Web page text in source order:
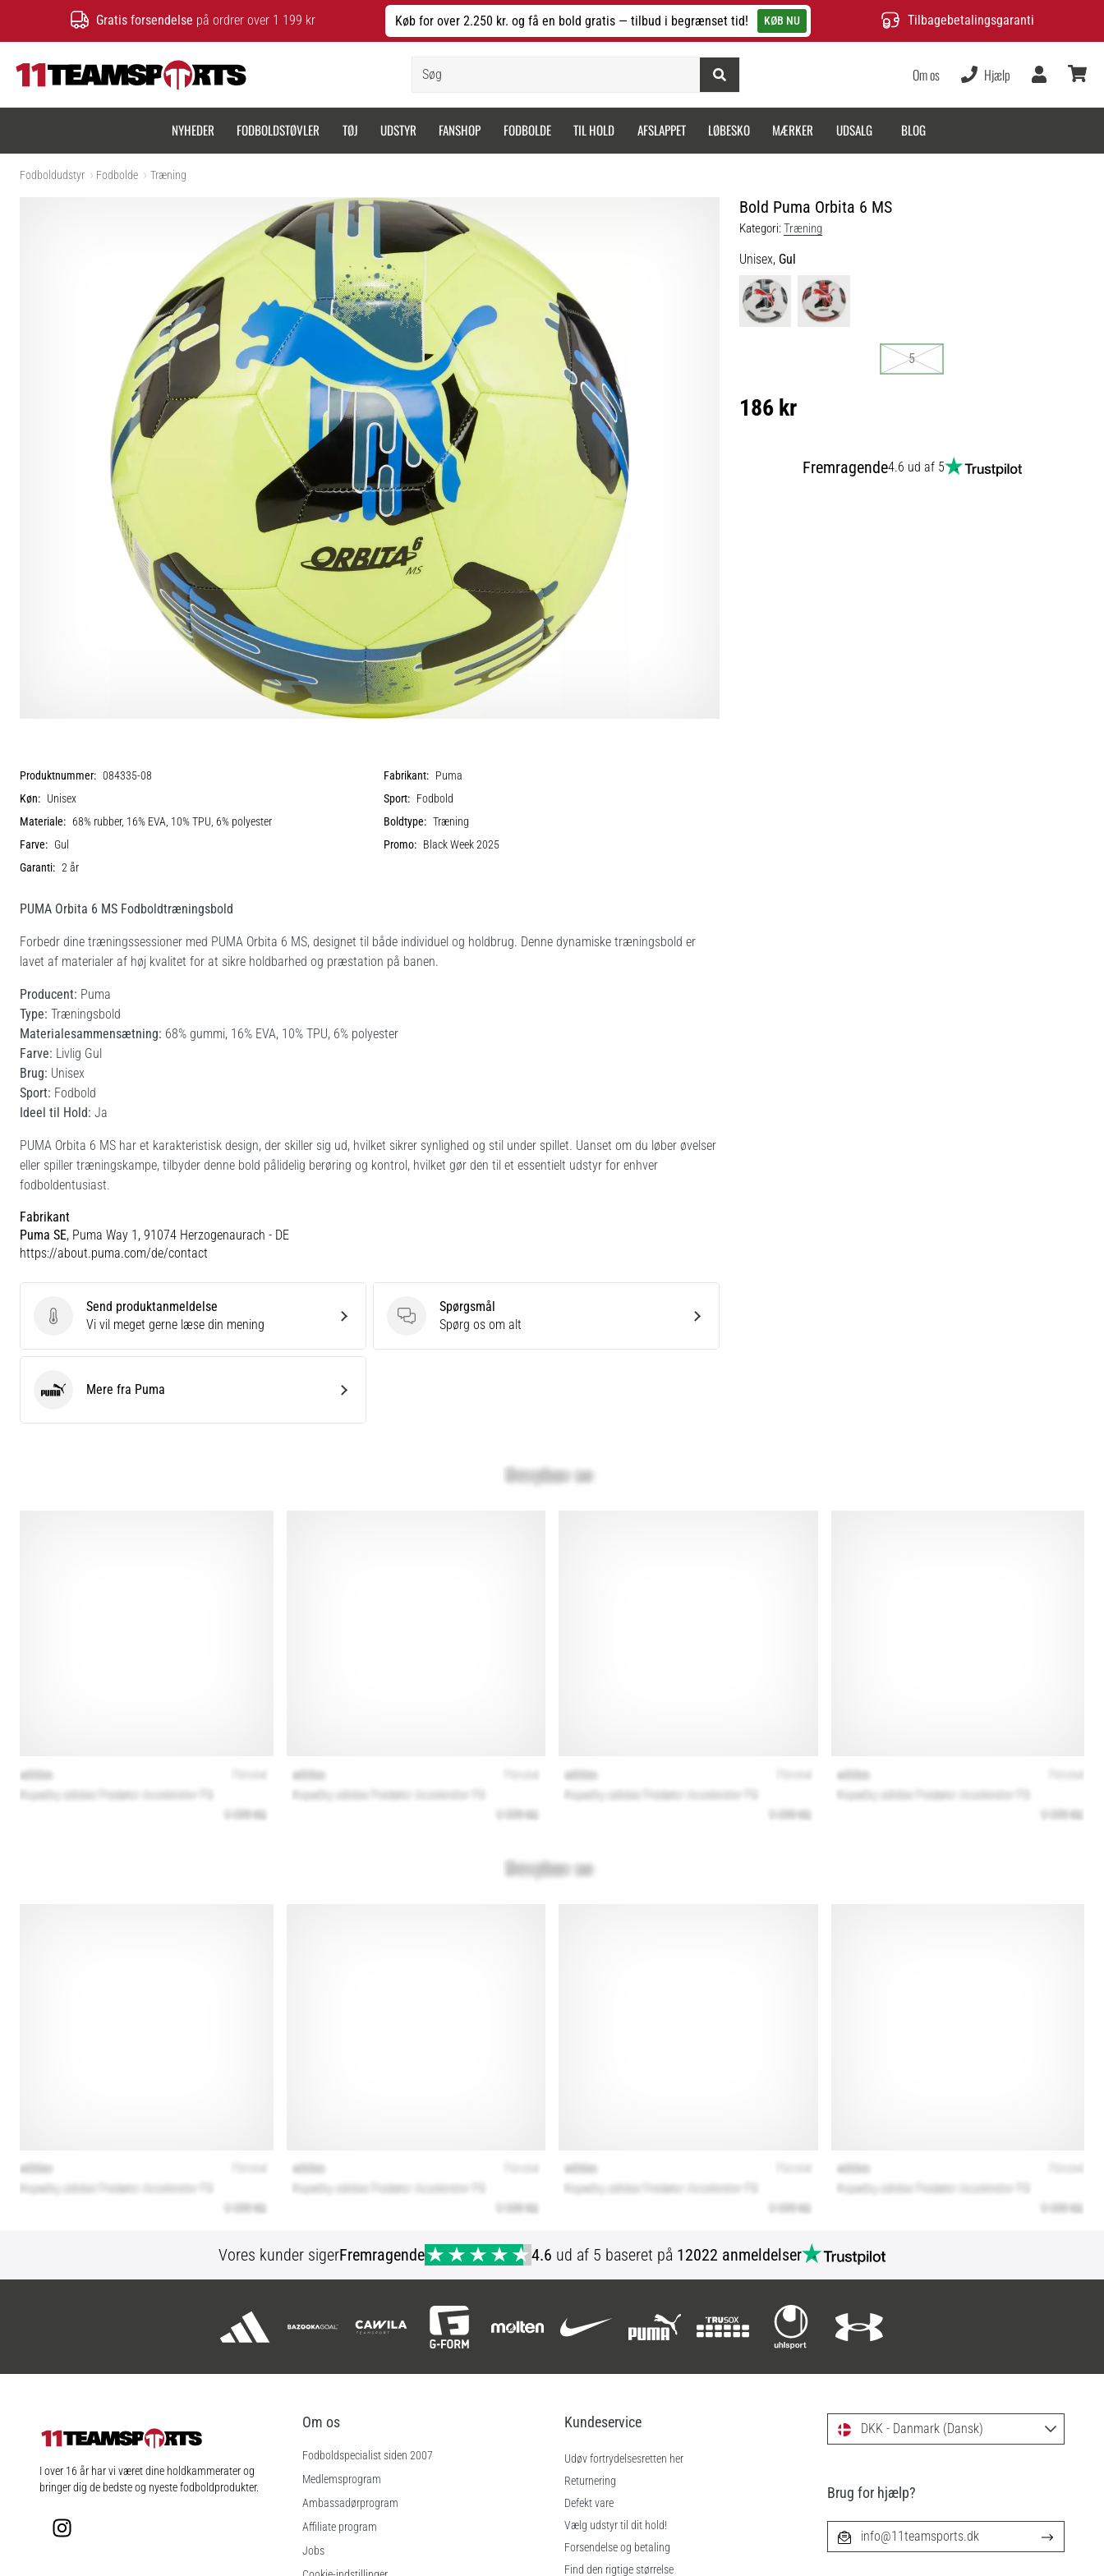
Gratis forsendelse på ordrer over 1 199 kr Køb for over 2.250 kr. og få en bold gratis — tilbud i begrænset tid! KØB NU Tilbagebetalingsgaranti
Om os Hjælp
Bruger
NYHEDER FODBOLDSTØVLER TØJ UDSTYR FANSHOP FODBOLDE TIL HOLD AFSLAPPET LØBESKO MÆRKER UDSALG BLOG
Fodboldudstyr Fodbolde Træning
Bold Puma Orbita 6 MS
Kategori:Træning
Unisex, Gul
5
186 kr
Fremragende4.6 ud af 5
Produktnummer: 084335-08 Fabrikant: Puma
Køn: Unisex Sport: Fodbold
Materiale: 68% rubber, 16% EVA, 10% TPU, 6% polyester Boldtype: Træning
Farve: Gul Promo: Black Week 2025
Garanti: 2 år
PUMA Orbita 6 MS Fodboldtræningsbold
Forbedr dine træningssessioner med PUMA Orbita 6 MS, designet til både individuel og holdbrug. Denne dynamiske træningsbold er
lavet af materialer af høj kvalitet for at sikre holdbarhed og præstation på banen.
Producent: Puma
Type: Træningsbold
Materialesammensætning: 68% gummi, 16% EVA, 10% TPU, 6% polyester
Farve: Livlig Gul
Brug: Unisex
Sport: Fodbold
Ideel til Hold: Ja
PUMA Orbita 6 MS har et karakteristisk design, der skiller sig ud, hvilket sikrer synlighed og stil under spillet. Uanset om du løber øvelser
eller spiller træningskampe, tilbyder denne bold pålidelig berøring og kontrol, hvilket gør den til et essentielt udstyr for enhver
fodboldentusiast.
Fabrikant
Puma SE, Puma Way 1, 91074 Herzogenaurach - DE
https://about.puma.com/de/contact
Send produktanmeldelse
Send produktanmeldelse
Vi vil meget gerne læse din mening
Spørgsmål
Spørgsmål
Spørg os om alt
Puma Mere fra Puma
Vores kunder sigerFremragende 4.6 ud af 5 baseret på 12022 anmeldelser
11teamsports.dk
I over 16 år har vi været dine holdkammerater og
bringer dig de bedste og nyeste fodboldprodukter.
Instagram
Om os
Fodboldspecialist siden 2007
Medlemsprogram
Ambassadørprogram
Affiliate program
Jobs
Kundeservice
Udøv fortrydelsesretten her
Returnering
Defekt vare
Vælg udstyr til dit hold!
Forsendelse og betaling
Find den rigtige størrelse
DKK - Danmark (Dansk)
Brug for hjælp?
info@11teamsports.dk